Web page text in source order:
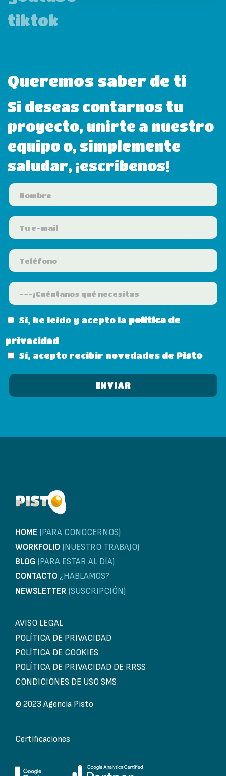
tiktok
Queremos saber de ti
Si deseas contarnos tu
proyecto, unirte a nuestro
equipo o, simplemente
saludar, ¡escríbenos!
Sí, he leído y acepto la política de
privacidad
Sí, acepto recibir novedades de Pisto
HOME (PARA CONOCERNOS)
WORKFOLIO (NUESTRO TRABAJO)
BLOG (PARA ESTAR AL DÍA)
CONTACTO ¿HABLAMOS?
NEWSLETTER (SUSCRIPCIÓN)
AVISO LEGAL
POLÍTICA DE PRIVACIDAD
POLÍTICA DE COOKIES
POLÍTICA DE PRIVACIDAD DE RRSS
CONDICIONES DE USO SMS
© 2023 Agencia Pisto
Certificaciones